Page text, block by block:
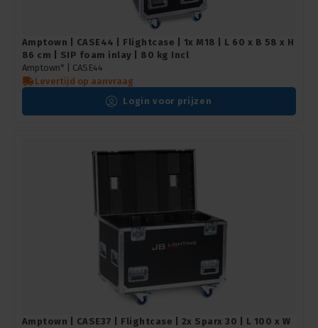
Amptown | CASE44 | Flightcase | 1x M18 | L 60 x B 58 x H
86 cm | SIP foam inlay | 80 kg Incl
Amptown* | CASE44
Levertijd op aanvraag
Login voor prijzen
Amptown | CASE37 | Flightcase | 2x Sparx 30 | L 100 x W